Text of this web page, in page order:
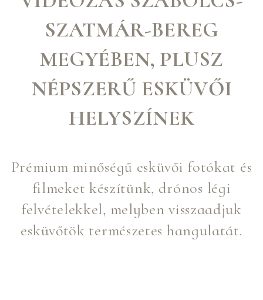
SZATMÁR-BEREG
MEGYÉBEN, PLUSZ
NÉPSZERŰ ESKÜVŐI
HELYSZÍNEK
Prémium minőségű esküvői fotókat és
filmeket készítünk, drónos légi
felvételekkel, melyben visszaadjuk
esküvőtök természetes hangulatát.